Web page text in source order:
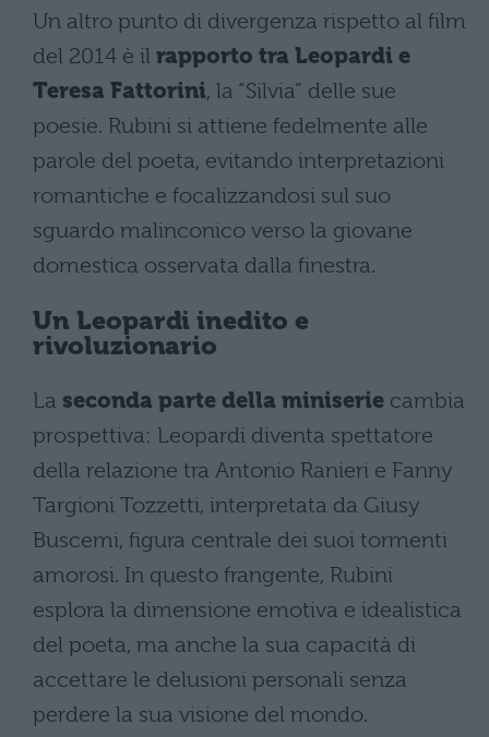
Un altro punto di divergenza rispetto al film
del 2014 è il rapporto tra Leopardi e
Teresa Fattorini, la “Silvia” delle sue
poesie. Rubini si attiene fedelmente alle
parole del poeta, evitando interpretazioni
romantiche e focalizzandosi sul suo
sguardo malinconico verso la giovane
domestica osservata dalla finestra.
Un Leopardi inedito e
rivoluzionario
La seconda parte della miniserie cambia
prospettiva: Leopardi diventa spettatore
della relazione tra Antonio Ranieri e Fanny
Targioni Tozzetti, interpretata da Giusy
Buscemi, figura centrale dei suoi tormenti
amorosi. In questo frangente, Rubini
esplora la dimensione emotiva e idealistica
del poeta, ma anche la sua capacità di
accettare le delusioni personali senza
perdere la sua visione del mondo.